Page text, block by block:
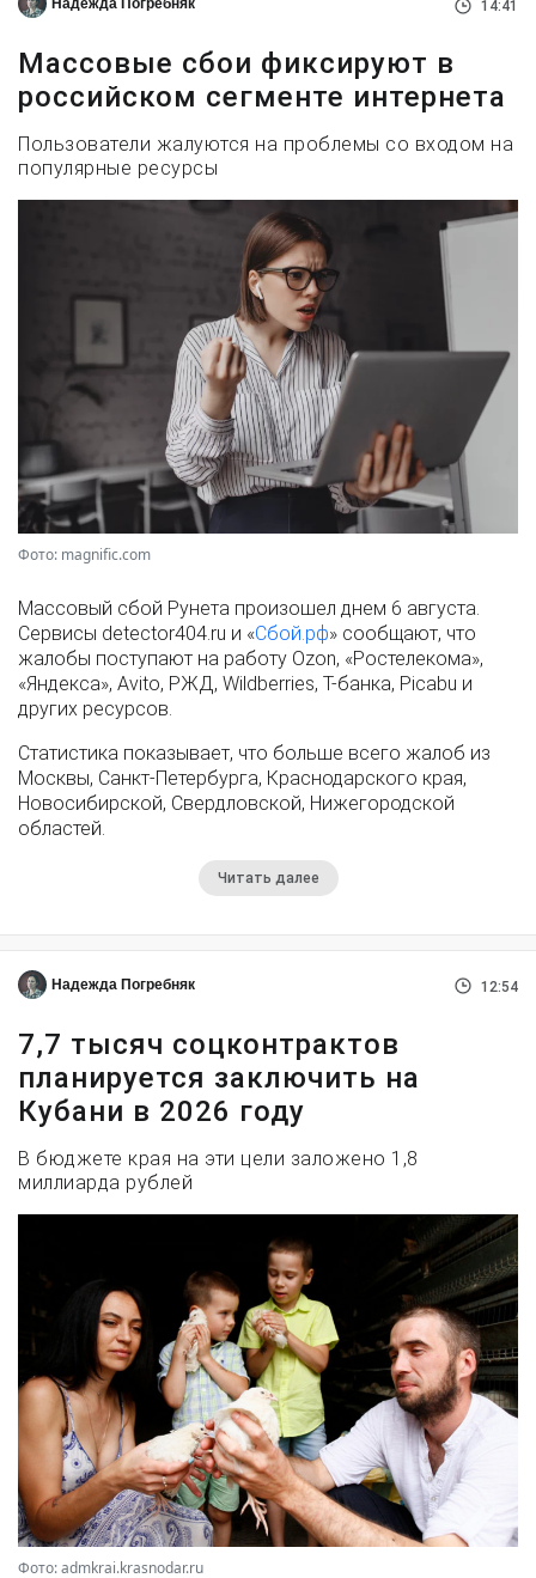
Надежда Погребняк 14:41
Массовые сбои фиксируют в
российском сегменте интернета
Пользователи жалуются на проблемы со входом на
популярные ресурсы
Фото: magnific.com
Массовый сбой Рунета произошел днем 6 августа.
Сервисы detector404.ru и «Сбой.рф» сообщают, что
жалобы поступают на работу Ozon, «Ростелекома»,
«Яндекса», Avito, РЖД, Wildberries, Т-банка, Picabu и
других ресурсов.
Статистика показывает, что больше всего жалоб из
Москвы, Санкт-Петербурга, Краснодарского края,
Новосибирской, Свердловской, Нижегородской
областей.
Читать далее
Надежда Погребняк 12:54
7,7 тысяч соцконтрактов
планируется заключить на
Кубани в 2026 году
В бюджете края на эти цели заложено 1,8
миллиарда рублей
Фото: admkrai.krasnodar.ru